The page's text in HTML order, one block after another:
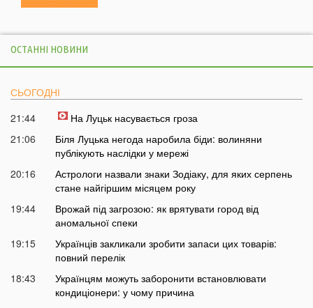
ОСТАННІ НОВИНИ
СЬОГОДНІ
21:44
На Луцьк насувається гроза
21:06
Біля Луцька негода наробила біди: волиняни
публікують наслідки у мережі
20:16
Астрологи назвали знаки Зодіаку, для яких серпень
стане найгіршим місяцем року
19:44
Врожай під загрозою: як врятувати город від
аномальної спеки
19:15
Українців закликали зробити запаси цих товарів:
повний перелік
18:43
Українцям можуть заборонити встановлювати
кондиціонери: у чому причина